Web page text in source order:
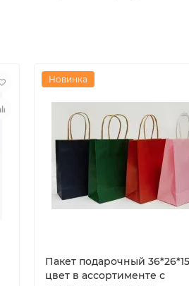
Новинка
Пакет подарочный 36*26*15
цвет в ассортименте с